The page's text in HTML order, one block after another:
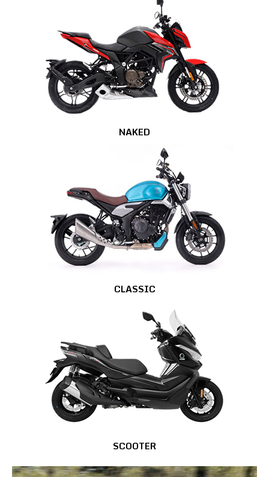
NAKED
CLASSIC
SCOOTER